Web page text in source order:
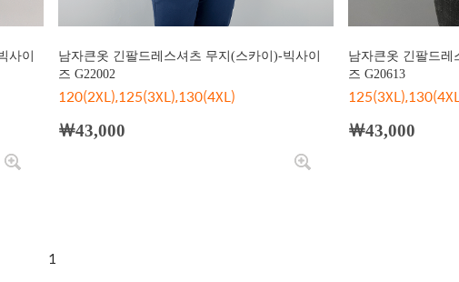
사이
남자큰옷 긴팔드레스셔츠 무지(스카이)-빅사이
즈 G22002
120(2XL),125(3XL),130(4XL)
￦43,000
남자큰옷 긴팔드레
즈 G20613
￦43,000
1